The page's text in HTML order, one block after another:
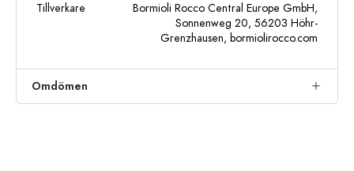
Tillverkare
Bormioli Rocco Central Europe GmbH,
Sonnenweg 20, 56203 Höhr-
Grenzhausen, bormiolirocco.com
Omdömen